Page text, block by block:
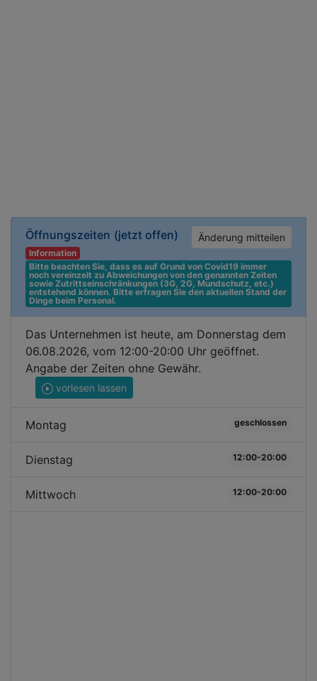
Öffnungszeiten (jetzt offen) Änderung mitteilen
Information
Bitte beachten Sie, dass es auf Grund von Covid19 immer
noch vereinzelt zu Abweichungen von den genannten Zeiten
sowie Zutrittseinschränkungen (3G, 2G, Mundschutz, etc.)
entstehend können. Bitte erfragen Sie den aktuellen Stand der
Dinge beim Personal.
Das Unternehmen ist heute, am Donnerstag dem
06.08.2026, vom 12:00-20:00 Uhr geöffnet.
Angabe der Zeiten ohne Gewähr.
vorlesen lassen
Montag geschlossen
Dienstag 12:00-20:00
Mittwoch 12:00-20:00